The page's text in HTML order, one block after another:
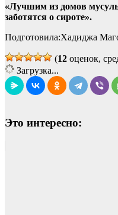
«Лучшим из домов
заботятся о сироте».
Подготовила:Хадиджа
(12 оценок,
Загрузка...
Это интересно: